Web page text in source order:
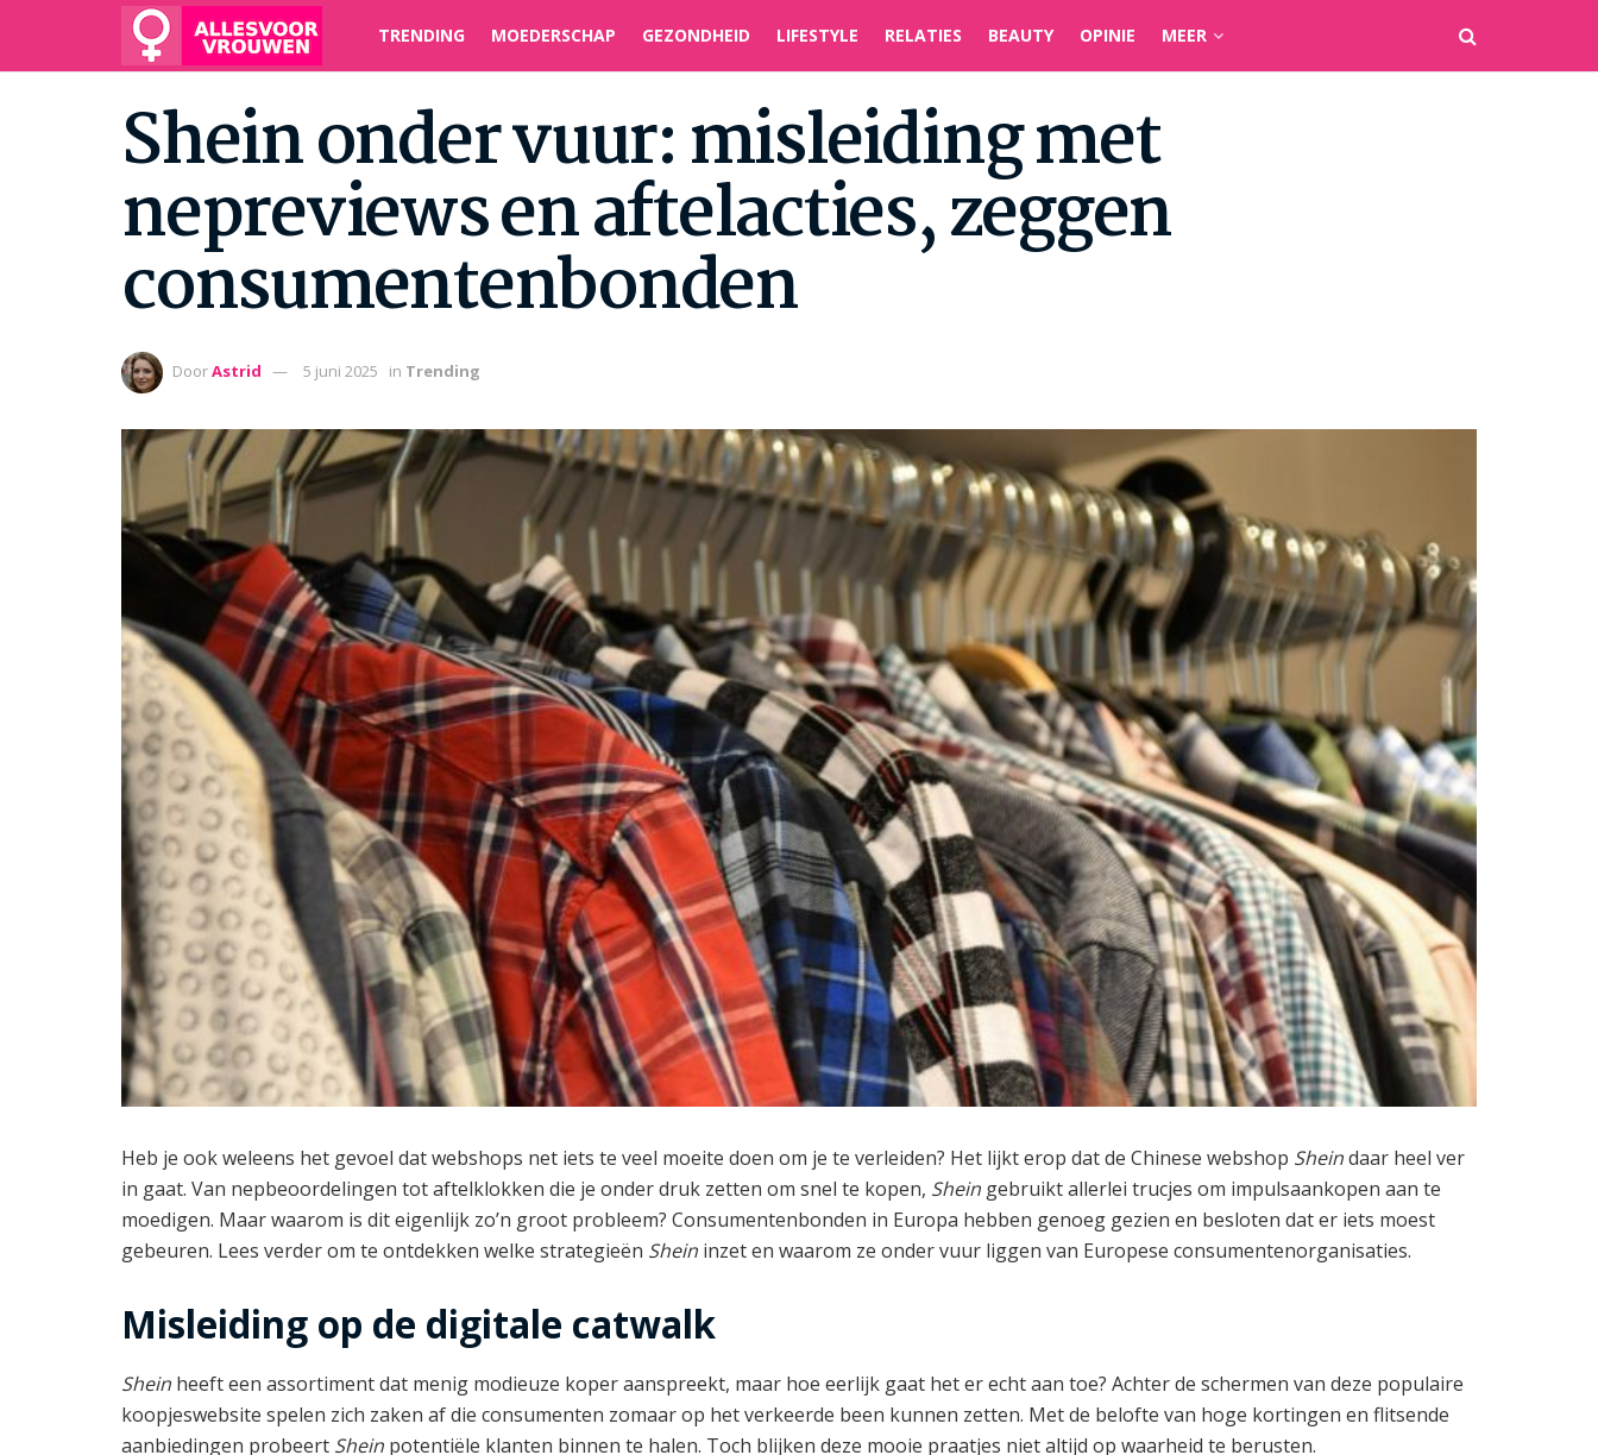
TRENDING MOEDERSCHAP GEZONDHEID LIFESTYLE RELATIES BEAUTY OPINIE MEER
Shein onder vuur: misleiding met
nepreviews en aftelacties, zeggen
consumentenbonden
DoorAstrid 5 juni 2025 in Trending
Heb je ook weleens het gevoel dat webshops net iets te veel moeite doen om je te verleiden? Het lijkt erop dat de Chinese webshop Sheindaar heel ver
in gaat. Van nepbeoordelingen tot aftelklokken die je onder druk zetten om snel te kopen, Shein gebruikt allerlei trucjes om impulsaankopen aan te
moedigen. Maar waarom is dit eigenlijk zo’n groot probleem? Consumentenbonden in Europa hebben genoeg gezien en besloten dat er iets moest
gebeuren. Lees verder om te ontdekken welke strategieën Shein inzet en waarom ze onder vuur liggen van Europese consumentenorganisaties.
Misleiding op de digitale catwalk
Shein heeft een assortiment dat menig modieuze koper aanspreekt, maar hoe eerlijk gaat het er echt aan toe? Achter de schermen van deze populaire
koopjeswebsite spelen zich zaken af die consumenten zomaar op het verkeerde been kunnen zetten. Met de belofte van hoge kortingen en flitsende
aanbiedingen probeert Shein potentiële klanten binnen te halen. Toch blijken deze mooie praatjes niet altijd op waarheid te berusten.